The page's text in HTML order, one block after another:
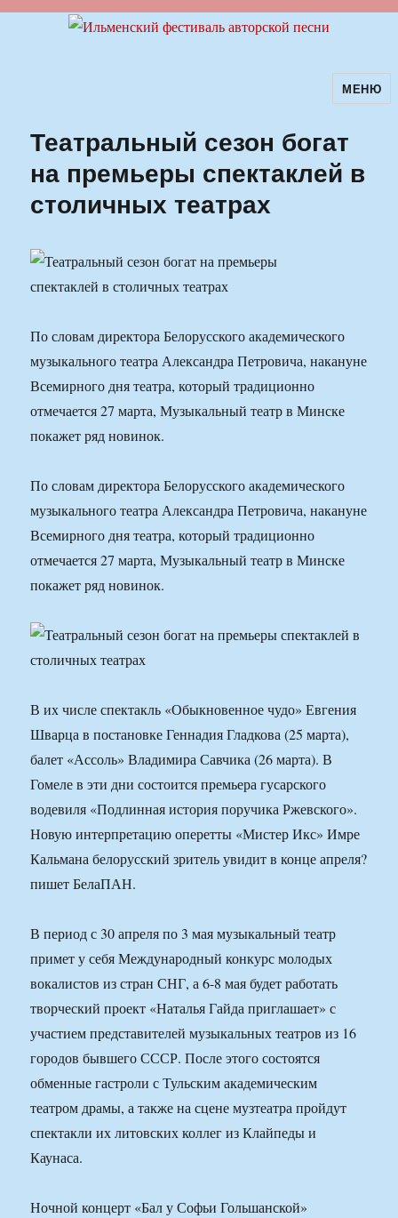
Ильменский фестиваль авторскойМЕНЮ
Театральный сезон богат
на премьеры спектаклей в
столичных театрах
По словам директора Белорусского академического
музыкального театра Александра Петровича, накануне
Всемирного дня театра, который традиционно
отмечается 27 марта, Музыкальный театр в Минске
покажет ряд новинок.
По словам директора Белорусского академического
музыкального театра Александра Петровича, накануне
Всемирного дня театра, который традиционно
отмечается 27 марта, Музыкальный театр в Минске
покажет ряд новинок.
В их числе спектакль «Обыкновенное чудо» Евгения
Шварца в постановке Геннадия Гладкова (25 марта),
балет «Ассоль» Владимира Савчика (26 марта). В
Гомеле в эти дни состоится премьера гусарского
водевиля «Подлинная история поручика Ржевского».
Новую интерпретацию оперетты «Мистер Икс» Имре
Кальмана белорусский зритель увидит в конце апреля?
пишет БелаПАН.
В период с 30 апреля по 3 мая музыкальный театр
примет у себя Международный конкурс молодых
вокалистов из стран СНГ, а 6-8 мая будет работать
творческий проект «Наталья Гайда приглашает» с
участием представителей музыкальных театров из 16
городов бывшего СССР. После этого состоятся
обменные гастроли с Тульским академическим
театром драмы, а также на сцене музтеатра пройдут
спектакли их литовских коллег из Клайпеды и
Каунаса.
Ночной концерт «Бал у Софьи Гольшанской»